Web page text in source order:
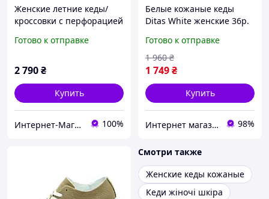
Женские летние кеды/
кроссовки с перфорацией
кожа качество люкс 36-41
Готово к отправке
2 790₴
Купить
Интернет-Магазин СкороХод 100%
Белые кожаные кеды
Ditas White женские 36р.
Готово к отправке
1 749₴
1 960 ₴
Купить
Интернет магазин спортивной обуви Shoes-Factory 98%
Смотри также
Женские кеды кожаные
Кеди жіночі шкіра